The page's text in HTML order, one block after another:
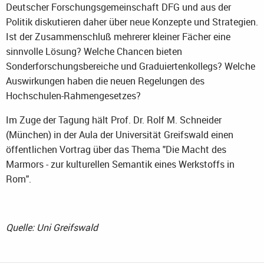
Deutscher Forschungsgemeinschaft DFG und aus der
Politik diskutieren daher über neue Konzepte und Strategien.
Ist der Zusammenschluß mehrerer kleiner Fächer eine
sinnvolle Lösung? Welche Chancen bieten
Sonderforschungsbereiche und Graduiertenkollegs? Welche
Auswirkungen haben die neuen Regelungen des
Hochschulen-Rahmengesetzes?
Im Zuge der Tagung hält Prof. Dr. Rolf M. Schneider
(München) in der Aula der Universität Greifswald einen
öffentlichen Vortrag über das Thema "Die Macht des
Marmors - zur kulturellen Semantik eines Werkstoffs in
Rom".
Quelle: Uni Greifswald